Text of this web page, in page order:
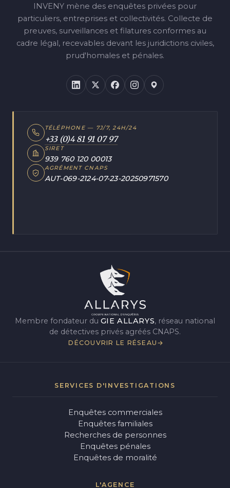
INVENY mène des enquêtes privées pour
particuliers, entreprises et collectivités. Collecte de
preuves, surveillances et filatures conformes au
cadre légal, recevables devant les juridictions civiles,
prud'homales et pénales.
TÉLÉPHONE — 7J/7, 24H/24
+33 (0)4 81 91 07 97
SIRET
939 760 120 00013
AGRÉMENT CNAPS
AUT-069-2124-07-23-20250971570
Membre fondateur du GIE ALLARYS, réseau national
de détectives privés agréés CNAPS.
DÉCOUVRIR LE RÉSEAU
SERVICES D'INVESTIGATIONS
Enquêtes commerciales
Enquêtes familiales
Recherches de personnes
Enquêtes pénales
Enquêtes de moralité
L'AGENCE